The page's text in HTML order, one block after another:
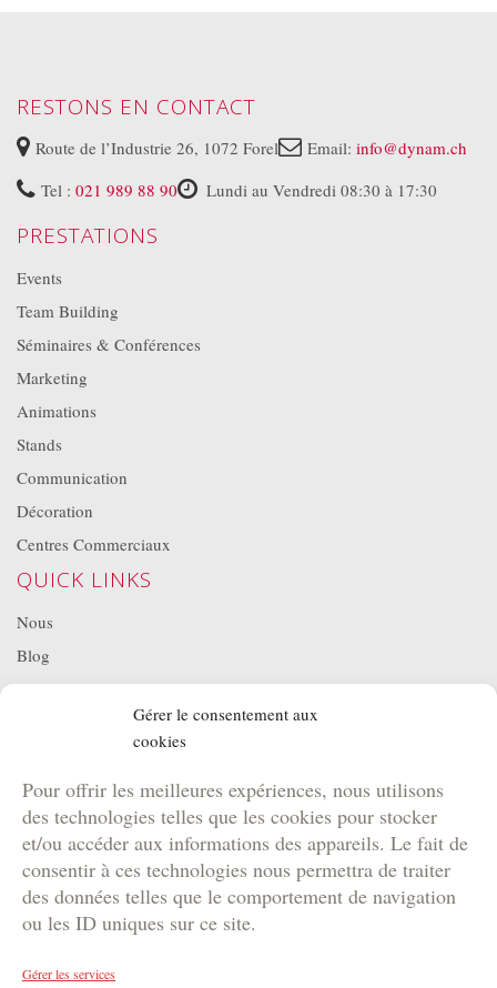
Gérer le consentement aux
cookies
Pour offrir les meilleures expériences, nous utilisons
des technologies telles que les cookies pour stocker
et/ou accéder aux informations des appareils. Le fait de
consentir à ces technologies nous permettra de traiter
des données telles que le comportement de navigation
ou les ID uniques sur ce site.
Gérer les services
RESTONS EN CONTACT
Route de l’Industrie 26, 1072 Forel Email: info@dynam.ch
Tel : 021 989 88 90 Lundi au Vendredi 08:30 à 17:30
PRESTATIONS
Events
Team Building
Séminaires & Conférences
Marketing
Animations
Stands
Communication
Décoration
Centres Commerciaux
QUICK LINKS
Nous
Blog
Projets
Location de matériel
NOS BROCHURES
Brochure Team Building
Brochure Outdoor
Brochure Agence
Brochure Kids